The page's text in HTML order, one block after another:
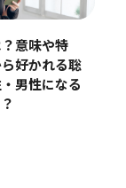
意味や特
好かれる聡
男性になる